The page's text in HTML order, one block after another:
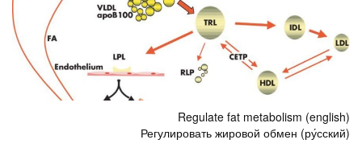
Regulate fat metabolism (english)
Регулировать жировой обмен (ру́сский)